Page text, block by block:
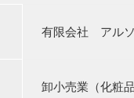
有限会社 アル
卸小売業（化粧